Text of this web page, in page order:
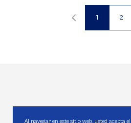
Página
1
2
Al navegar en este sitio web, usted acepta